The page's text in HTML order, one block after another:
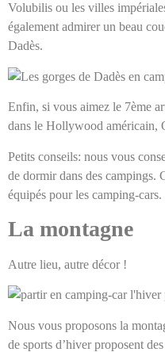
Volubilis ou les villes
également admirer un beau
Dadès.
Enfin, si vous aimez le 7ème
dans le Hollywood américain,
Petits conseils: nous vous
de dormir dans des campings.
équipés pour les camping-cars.
La montagne
Autre lieu, autre décor !
Nous vous proposons la
de sports d’hiver proposent des